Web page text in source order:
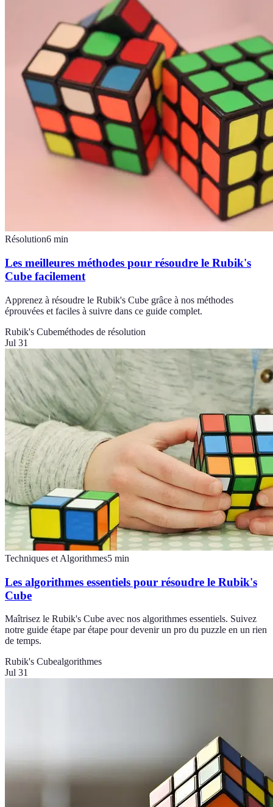
Résolution6 min
Les meilleures méthodes pour résoudre le Rubik's
Cube facilement
Apprenez à résoudre le Rubik's Cube grâce à nos méthodes
éprouvées et faciles à suivre dans ce guide complet.
Rubik's Cubeméthodes de résolution
Jul 31
Techniques et Algorithmes5 min
Les algorithmes essentiels pour résoudre le Rubik's
Cube
Maîtrisez le Rubik's Cube avec nos algorithmes essentiels. Suivez
notre guide étape par étape pour devenir un pro du puzzle en un rien
de temps.
Rubik's Cubealgorithmes
Jul 31